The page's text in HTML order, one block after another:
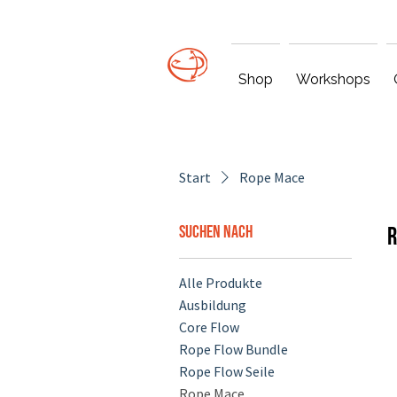
Shop Workshops
Start Rope Mace
Suchen nach
Alle Produkte
Ausbildung
Core Flow
Rope Flow Bundle
Rope Flow Seile
Rope Mace